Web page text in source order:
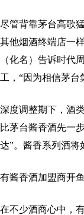
尽管背靠茅台高歌
其他烟酒终端店一
（化名）告诉时代
工，“因为相信茅台
深度调整期下，酒
比茅台酱香酒先一
达”。酱香系列酒将
有酱香酒加盟商开
在不少酒商心中，